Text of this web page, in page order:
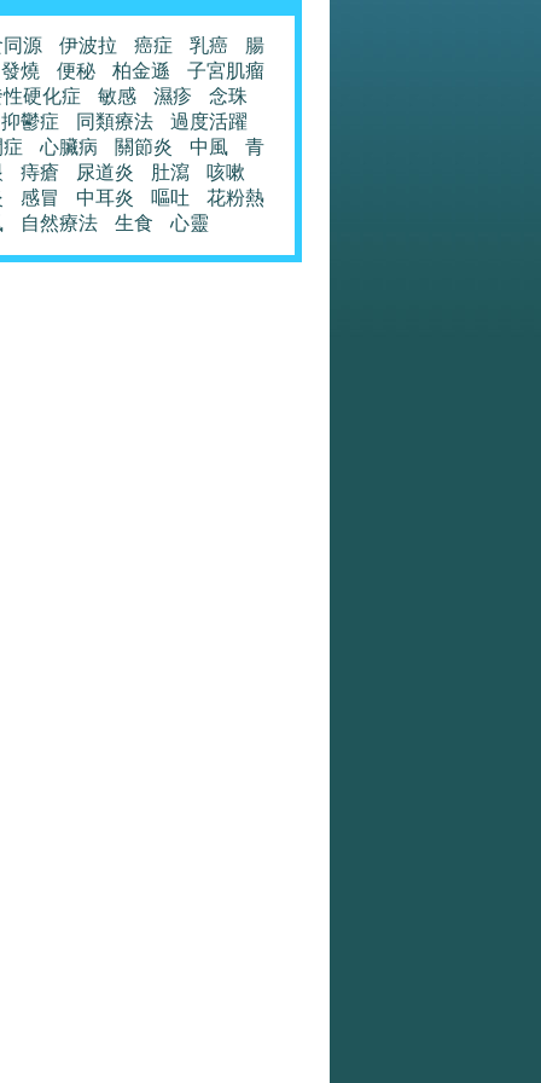
源 伊波拉 癌症 乳癌
腸
發燒
便秘 柏金遜
子宮肌瘤
硬化症
敏感 濕疹
念珠
抑鬱症
同類療法
過度活躍
心臟病 關節炎 中風
青
痔瘡 尿道炎 肚瀉
咳嗽
感冒 中耳炎 嘔吐
花粉熱
自然療法 生食 心靈